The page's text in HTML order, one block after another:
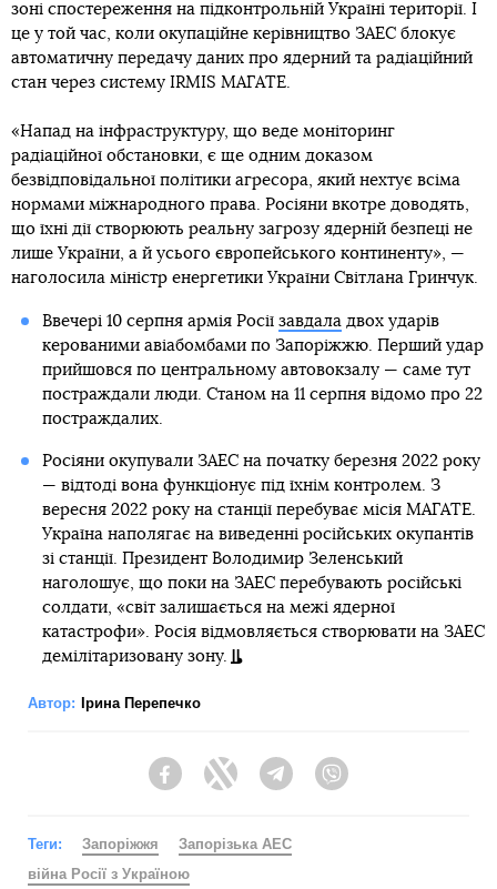
зоні спостереження на підконтрольній Україні території. І
це у той час, коли окупаційне керівництво ЗАЕС блокує
автоматичну передачу даних про ядерний та радіаційний
стан через систему IRMIS МАГАТЕ.
«Напад на інфраструктуру, що веде моніторинг
радіаційної обстановки, є ще одним доказом
безвідповідальної політики агресора, який нехтує всіма
нормами міжнародного права. Росіяни вкотре доводять,
що їхні дії створюють реальну загрозу ядерній безпеці не
лише України, а й усього європейського континенту», —
наголосила міністр енергетики України Світлана Гринчук.
Ввечері 10 серпня армія Росії завдаладвох ударів
керованими авіабомбами по Запоріжжю. Перший удар
прийшовся по центральному автовокзалу — саме тут
постраждали люди. Станом на 11 серпня відомо про 22
постраждалих.
Росіяни окупували ЗАЕС на початку березня 2022 року
— відтоді вона функціонує під їхнім контролем. З
вересня 2022 року на станції перебуває місія МАГАТЕ.
Україна наполягає на виведенні російських окупантів
зі станції. Президент Володимир Зеленський
наголошує, що поки на ЗАЕС перебувають російські
солдати, «світ залишається на межі ядерної
катастрофи». Росія відмовляється створювати на ЗАЕС
демілітаризовану зону.
Автор: Ірина Перепечко
FacebookTwitter Telegram
Теги: Запоріжжя
Запорізька АЕС
війна Росії з Україною